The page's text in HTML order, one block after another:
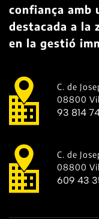
confiança amb
destacada a la
en la gestió
C. de
08800
93 814
C. de
08800
609 43